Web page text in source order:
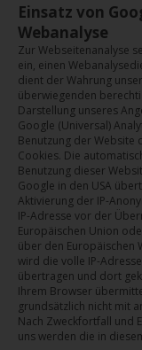
Einsatz von
Webanalyse
Zur Webseitenanalyse
ein, einen
dient der Wahrung
überwiegenden
Darstellung unseres
Google (Universal)
Benutzung der Website
Cookies. Die
Benutzung dieser
Google in den USA
Aktivierung der IP-
IP-Adresse vor der
Europäischen Union
über den Europäischen
wird die volle IP-
übertragen und dort
Ihrem Browser
grundsätzlich nicht mit
Nach Zweckfortfall und
uns werden die in